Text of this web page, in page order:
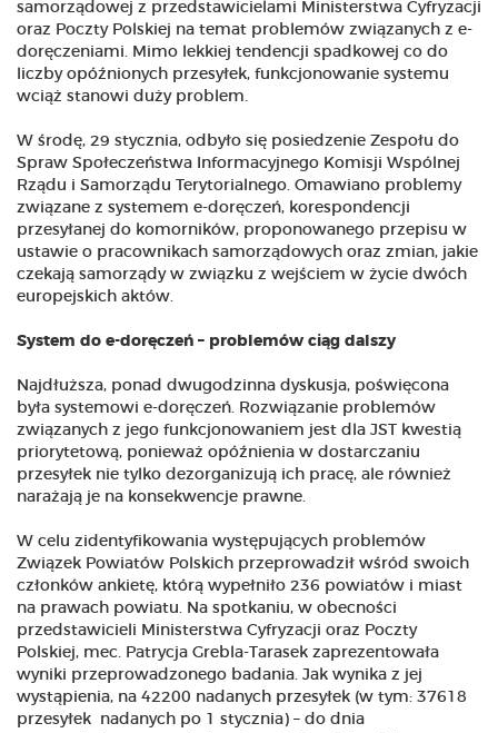
samorządowej z przedstawicielami Ministerstwa Cyfryzacji
oraz Poczty Polskiej na temat problemów związanych z e-
doręczeniami. Mimo lekkiej tendencji spadkowej co do
liczby opóźnionych przesyłek, funkcjonowanie systemu
wciąż stanowi duży problem.
W środę, 29 stycznia, odbyło się posiedzenie Zespołu do
Spraw Społeczeństwa Informacyjnego Komisji Wspólnej
Rządu i Samorządu Terytorialnego. Omawiano problemy
związane z systemem e-doręczeń, korespondencji
przesyłanej do komorników, proponowanego przepisu w
ustawie o pracownikach samorządowych oraz zmian, jakie
czekają samorządy w związku z wejściem w życie dwóch
europejskich aktów.
System do e-doręczeń – problemów ciąg dalszy
Najdłuższa, ponad dwugodzinna dyskusja, poświęcona
była systemowi e-doręczeń. Rozwiązanie problemów
związanych z jego funkcjonowaniem jest dla JST kwestią
priorytetową, ponieważ opóźnienia w dostarczaniu
przesyłek nie tylko dezorganizują ich pracę, ale również
narażają je na konsekwencje prawne.
W celu zidentyfikowania występujących problemów
Związek Powiatów Polskich przeprowadził wśród swoich
członków ankietę, którą wypełniło 236 powiatów i miast
na prawach powiatu. Na spotkaniu, w obecności
przedstawicieli Ministerstwa Cyfryzacji oraz Poczty
Polskiej, mec. Patrycja Grebla-Tarasek zaprezentowała
wyniki przeprowadzonego badania. Jak wynika z jej
wystąpienia, na 42200 nadanych przesyłek (w tym: 37618
przesyłek nadanych po 1 stycznia) – do dnia